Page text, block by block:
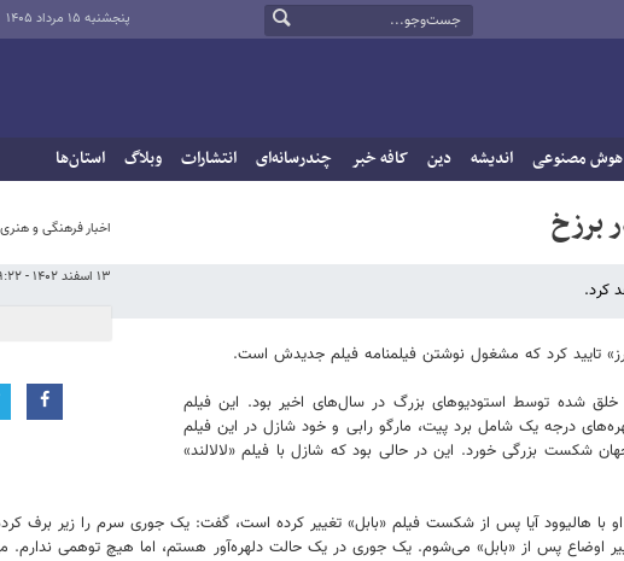
پنجشنبه ۱۵ مرداد ۱۴۰۵
هوش مصنوعی اندیشه دین کافه خبر چندرسانه‌ای انتشارات وبلاگ استان‌ها
اخبار فرهنگی و هنری
۱۳ اسفند ۱۴۰۲ - ۰۹:۲۲
برزخ
کرد.
تایید کرد که مشغول نوشتن فیلمنامه فیلم جدیدش است.
خلق شده توسط استودیوهای بزرگ در سال‌های اخیر بود. این فیلم
دلار ساخته شد و با وجود اینکه چهره‌های درجه یک شامل برد پیت، مارگو رابی و خود شازل در این فیلم
گیشه سینماهای آمریکا و ۶۳ میلیون دلار در سراسر جهان شکست بزرگی خورد. این در حالی بود که شازل با فیلم «لالالند»
او با هالیوود آیا پس از شکست فیلم «بابل» تغییر کرده است، گفت: یک جوری سرم را زیر
اوضاع پس از «بابل» می‌شوم. یک جوری در یک حالت دلهره‌آور هستم، اما هیچ توهمی ندارم.